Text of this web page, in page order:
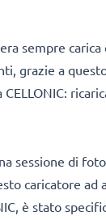
sempre
grazie a
sessione di
caricatore ad
è stato